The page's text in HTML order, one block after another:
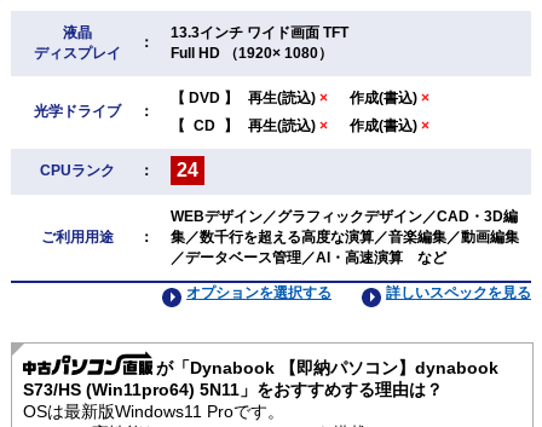
液晶
ディスプレイ
：
13.3インチ ワイド画面 TFT
Full HD （1920× 1080）
光学ドライブ ：
【 DVD 】 再生(読込) × 作成(書込) ×
【 CD 】 再生(読込) × 作成(書込) ×
CPUランク ： 24
ご利用用途 ：
WEBデザイン／グラフィックデザイン／CAD・3D編
集／数千行を超える高度な演算／音楽編集／動画編集
／データベース管理／AI・高速演算 など
詳しいスペックを見る
オプションを選択する
が「Dynabook 【即納パソコン】dynabook
S73/HS (Win11pro64) 5N11」をおすすめする理由は？
OSは最新版Windows11 Proです。